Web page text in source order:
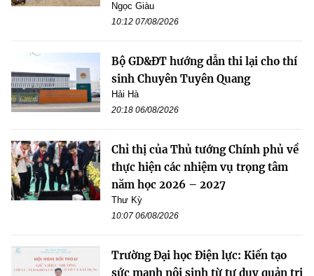
Ngọc Giàu
10:12 07/08/2026
Bộ GD&ĐT hướng dẫn thi lại cho thí
sinh Chuyên Tuyên Quang
Hải Hà
20:18 06/08/2026
Chỉ thị của Thủ tướng Chính phủ về
thực hiện các nhiệm vụ trọng tâm
năm học 2026 – 2027
Thư Kỳ
10:07 06/08/2026
Trường Đại học Điện lực: Kiến tạo
sức mạnh nội sinh từ tư duy quản trị